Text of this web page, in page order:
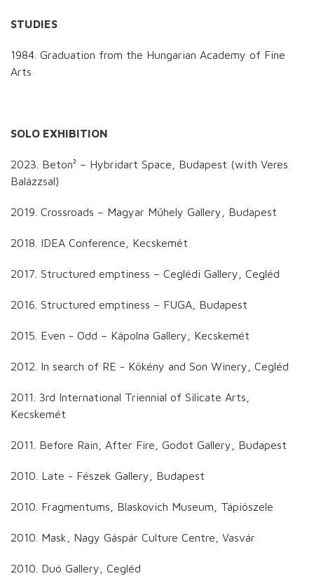
STUDIES
1984. Graduation from the Hungarian Academy of Fine
Arts
SOLO EXHIBITION
2023. Beton² – Hybridart Space, Budapest (with Veres
Balázzsal)
2019. Crossroads – Magyar Műhely Gallery, Budapest
2018. IDEA Conference, Kecskemét
2017. Structured emptiness – Ceglédi Gallery, Cegléd
2016. Structured emptiness – FUGA, Budapest
2015. Even - Odd – Kápolna Gallery, Kecskemét
2012. In search of RE - Kökény and Son Winery, Cegléd
2011. 3rd International Triennial of Silicate Arts,
Kecskemét
2011. Before Rain, After Fire, Godot Gallery, Budapest
2010. Late - Fészek Gallery, Budapest
2010. Fragmentums, Blaskovich Museum, Tápiószele
2010. Mask, Nagy Gáspár Culture Centre, Vasvár
2010. Duó Gallery, Cegléd